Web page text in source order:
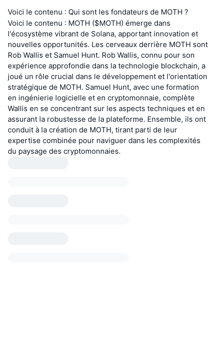
Voici le contenu : Qui sont les fondateurs de MOTH ?
Voici le contenu : MOTH ($MOTH) émerge dans
l'écosystème vibrant de Solana, apportant innovation et
nouvelles opportunités. Les cerveaux derrière MOTH sont
Rob Wallis et Samuel Hunt. Rob Wallis, connu pour son
expérience approfondie dans la technologie blockchain, a
joué un rôle crucial dans le développement et l'orientation
stratégique de MOTH. Samuel Hunt, avec une formation
en ingénierie logicielle et en cryptomonnaie, complète
Wallis en se concentrant sur les aspects techniques et en
assurant la robustesse de la plateforme. Ensemble, ils ont
conduit à la création de MOTH, tirant parti de leur
expertise combinée pour naviguer dans les complexités
du paysage des cryptomonnaies.